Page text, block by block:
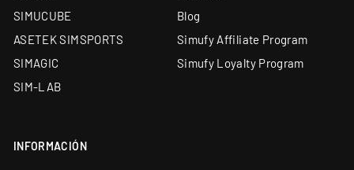
SIMUCUBE
ASETEK SIMSPORTS
SIMAGIC
SIM-LAB
Blog
Simufy Affiliate Program
Simufy Loyalty Program
INFORMACIÓN